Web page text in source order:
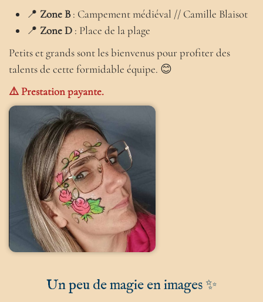
📍 Zone B: Campement médiéval // Camille Blaisot
📍 Zone D : Place de la plage
Petits et grands sont les bienvenus pour profiter des
talents de cette formidable équipe. 😊
⚠️ Prestation payante.
Un peu de magie en images ✨